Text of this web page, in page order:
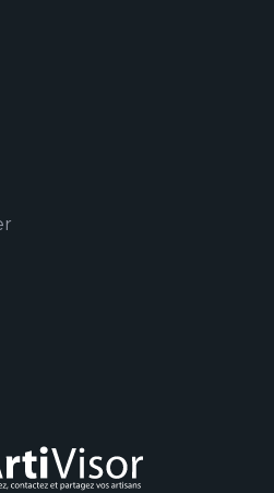
Instagram
sur Facebook
sur Linkedin
nous sur